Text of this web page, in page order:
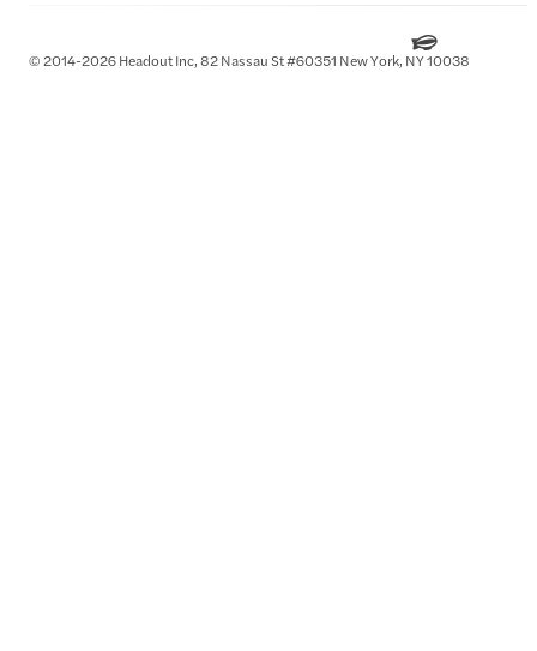
© 2014-2026 Headout Inc, 82 Nassau St #60351 New York, NY 10038